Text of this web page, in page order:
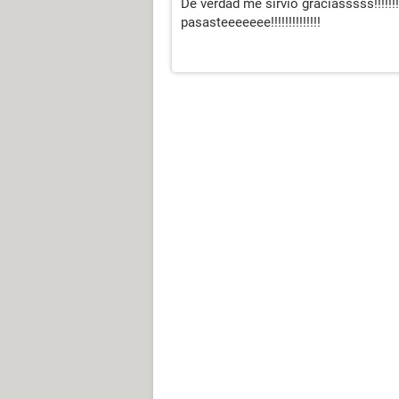
De verdad me sirvio
pasasteeeeeee!!!!!!!!!!!!!!